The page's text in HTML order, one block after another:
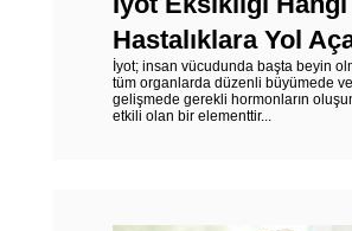
Hastalıklara Yol
İyot; insan vücudunda başta beyin
tüm organlarda düzenli büyümede ve
gelişmede gerekli hormonların
etkili olan bir elementtir...